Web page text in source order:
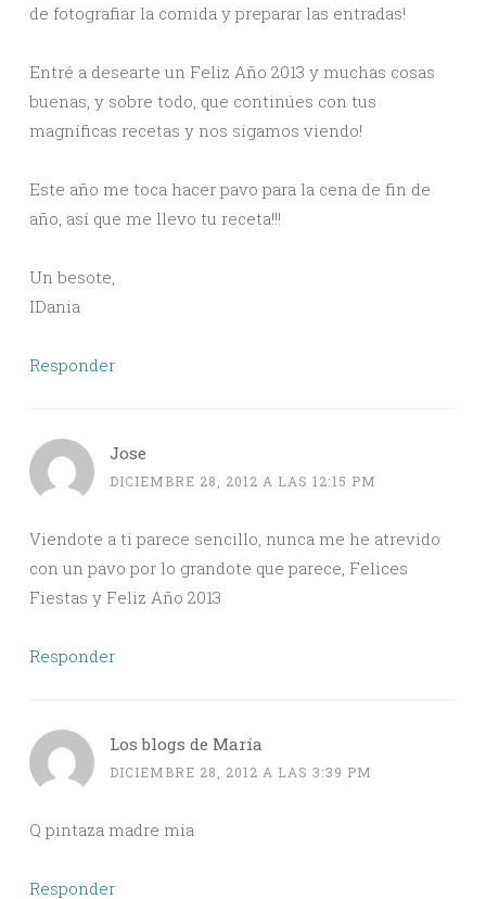
de fotografiar la comida y preparar las entradas!
Entré a desearte un Feliz Año 2013 y muchas cosas
buenas, y sobre todo, que continúes con tus
magníficas recetas y nos sigamos viendo!
Este año me toca hacer pavo para la cena de fin de
año, así que me llevo tu receta!!!
Un besote,
IDania
Responder
Jose
DICIEMBRE 28, 2012 A LAS 12:15 PM
Viendote a ti parece sencillo, nunca me he atrevido
con un pavo por lo grandote que parece, Felices
Fiestas y Feliz Año 2013
Responder
Los blogs de María
DICIEMBRE 28, 2012 A LAS 3:39 PM
Q pintaza madre mia
Responder